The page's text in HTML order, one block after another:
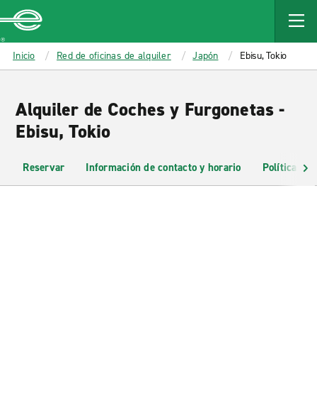
MAIN
CONTENT
Enterprise
Inicio Red de oficinas de alquiler Japón Ebisu, Tokio
Alquiler de Coches y Furgonetas -
Ebisu, Tokio
Reservar Información de contacto y horario Políticas